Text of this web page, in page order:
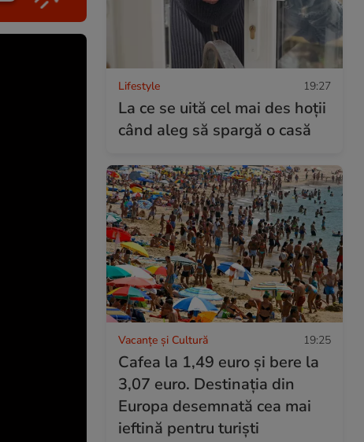
Lifestyle 19:27
La ce se uită cel mai des hoții
când aleg să spargă o casă
Vacanțe și Cultură 19:25
Cafea la 1,49 euro și bere la
3,07 euro. Destinația din
Europa desemnată cea mai
ieftină pentru turiști